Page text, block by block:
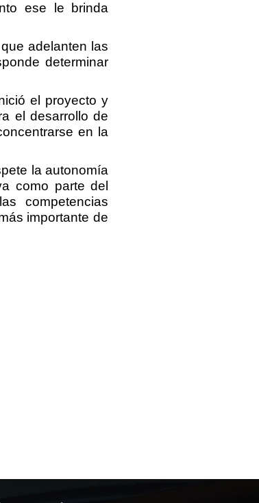
ese le brinda
adelanten las
determinar
el proyecto y
el desarrollo de
en la
la autonomía
como parte del
competencias
importante de